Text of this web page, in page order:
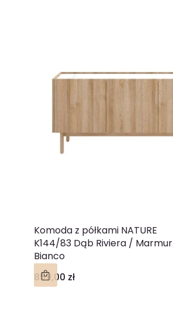
Komoda z półkami NATURE
K144/83 Dąb Riviera / Marmur
Bianco
Cena
859,00 zł